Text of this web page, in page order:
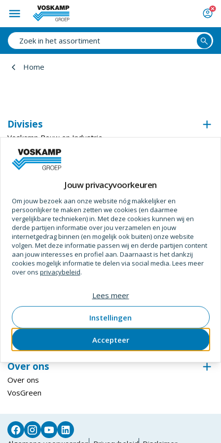
Home
Divisies
Voskamp Bouw en Industrie
Voskamp Industrietechniek
Voskamp Beveiligingstechniek
Voskamp Aluminium
Voskamp Toegangstechniek
Voskamp Industriedeuren
Digitale Oplossingen
Inloggen ECmanage
Hardglazen Klep-, val- en draairamen
Steiger configurator
Klantenservice
Bestellen & betalen
Retourneren
Levering & afhalen
Over ons
Over ons
VosGreen
Jouw privacyvoorkeuren
Om jouw bezoek aan onze website nóg makkelijker en
persoonlijker te maken zetten we cookies (en daarmee
vergelijkbare technieken) in. Met deze cookies kunnen wij en
derde partijen informatie over jou verzamelen en jouw
internetgedrag binnen (en mogelijk ook buiten) onze website
volgen. Met deze informatie passen wij en derde partijen content
aan jouw interesses en profiel aan. Daarnaast is het dankzij
cookies mogelijk informatie te delen via social media. Lees meer
over ons privacybeleid.
Accepteer
Instellingen
Lees meer